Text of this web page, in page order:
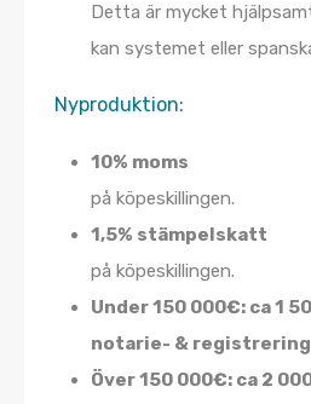
Detta är mycket
kan systemet eller
Nyproduktion:
10% moms
på köpeskillingen.
1,5% stämpelskatt
på köpeskillingen.
Under 150 000€: ca 1
notarie- &
Över 150 000€: ca 2